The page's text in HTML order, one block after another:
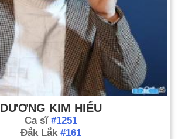
DƯƠNG KIM HIẾU
Ca sĩ #1251
Đắk Lắk #161